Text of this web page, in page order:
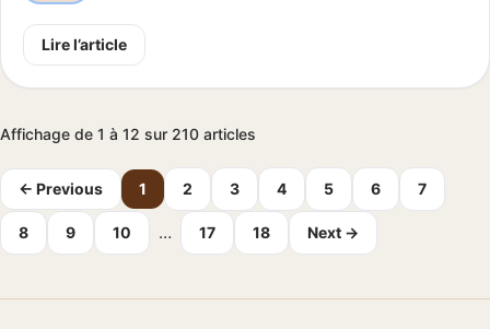
Lire l’article
Affichage de 1 à 12 sur 210 articles
← Previous 1 2 3 4 5 6 7
8 9 10 … 17 18 Next →